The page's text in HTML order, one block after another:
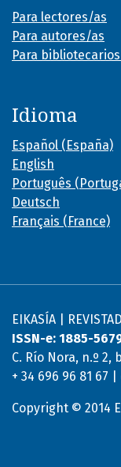
Para lectores/as
Para autores/as
Para
Idioma
Español (España)
English
Português
Deutsch
Français (France)
EIKASÍA |
ISSN-e: 1885-
C. Río Nora, n.º 2,
+ 34 696 96 81 67
Copyright © 2014